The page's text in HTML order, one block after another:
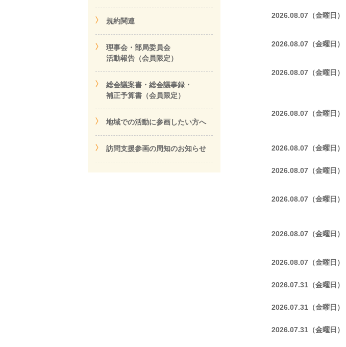
2026.08.07（金曜日）
2026.08.07（金曜日）
2026.08.07（金曜日）
2026.08.07（金曜日）
2026.08.07（金曜日）
2026.08.07（金曜日）
2026.08.07（金曜日）
2026.08.07（金曜日）
2026.08.07（金曜日）
2026.07.31（金曜日）
2026.07.31（金曜日）
2026.07.31（金曜日）
規約関連
理事会・部局委員会
活動報告（会員限定）
総会議案書・総会議事録・
補正予算書（会員限定）
地域での活動に参画したい方へ
訪問支援参画の周知のお知らせ